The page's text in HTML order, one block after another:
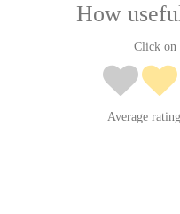
How
Click on
Average rating